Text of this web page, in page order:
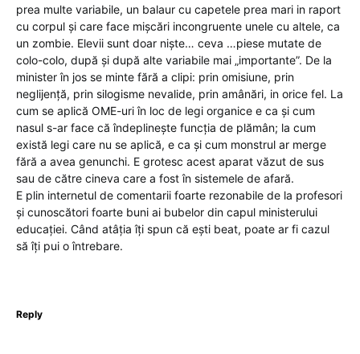
prea multe variabile, un balaur cu capetele prea mari in raport
cu corpul și care face mișcări incongruente unele cu altele, ca
un zombie. Elevii sunt doar niște… ceva …piese mutate de
colo-colo, după și după alte variabile mai „importante”. De la
minister în jos se minte fără a clipi: prin omisiune, prin
neglijență, prin silogisme nevalide, prin amânări, in orice fel. La
cum se aplică OME-uri în loc de legi organice e ca și cum
nasul s-ar face că îndeplinește funcția de plămân; la cum
există legi care nu se aplică, e ca și cum monstrul ar merge
fără a avea genunchi. E grotesc acest aparat văzut de sus
sau de către cineva care a fost în sistemele de afară.
E plin internetul de comentarii foarte rezonabile de la profesori
și cunoscători foarte buni ai bubelor din capul ministerului
educației. Când atâția îți spun că ești beat, poate ar fi cazul
să îți pui o întrebare.
Reply